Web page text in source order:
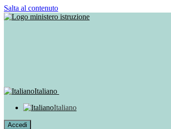
Salta al contenuto
Italiano
Italiano
Accedi